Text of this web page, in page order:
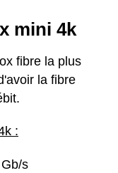
mini 4k
fibre la plus
la fibre
:
s